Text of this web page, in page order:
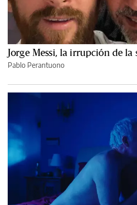
Jorge Messi, la irrupción de la
Pablo Perantuono